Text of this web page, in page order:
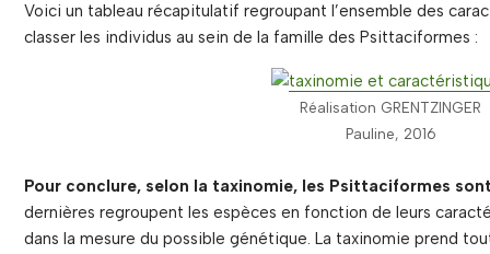
Voici un tableau récapitulatif regroupant l’ensemble des
classer les individus au sein de la famille des Psittaciformes :
Réalisation GRENTZINGER
Pauline, 2016
Pour conclure, selon la taxinomie, les Psittaciformes
dernières regroupent les espèces en fonction de leurs
dans la mesure du possible génétique. La taxinomie prend